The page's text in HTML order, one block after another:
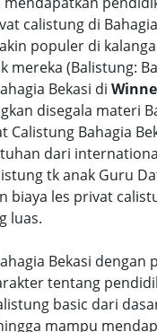
calistung di
populer di
mereka (Balistung:
Bekasi di
disegala materi
Calistung Bahagia
dari
tk anak Guru
biaya les privat
luas.
Bekasi
tentang
basic dari
mampu